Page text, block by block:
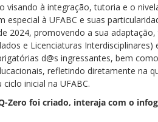
visando à integração, tutoria e o
especial à UFABC e suas
2024, promovendo a sua
e Licenciaturas
d@s ingressantes, bem
refletindo diretamente na
inicial na UFABC.
Zero foi criado, interaja com o